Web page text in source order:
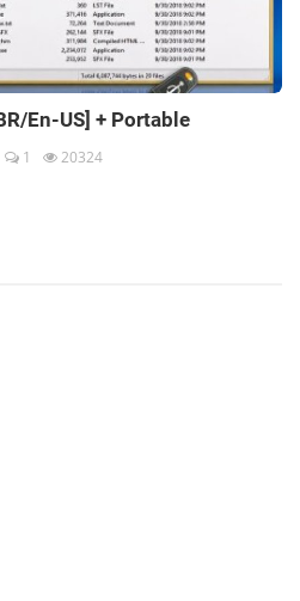
En-US] + Portable
1 20324